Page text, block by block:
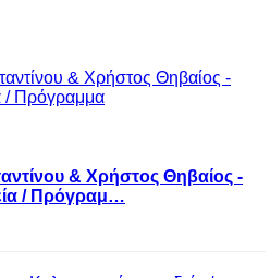
& Χρήστος Θηβαίος -
/ Πρόγραμ…